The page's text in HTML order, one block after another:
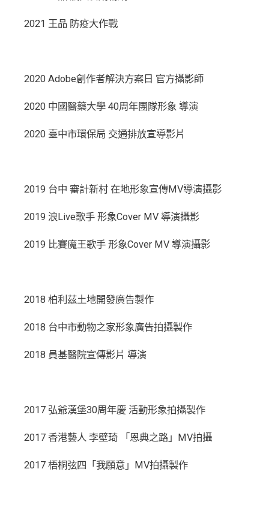
2021 王品 防疫大作戰
2020 Adobe創作者解決方案日 官方攝影師
2020 中國醫藥大學 40周年團隊形象 導演
2020 臺中市環保局 交通排放宣導影片
2019 台中 審計新村 在地形象宣傳MV導演攝影
2019 浪Live歌手 形象Cover MV 導演攝影
2019 比賽魔王歌手 形象Cover MV 導演攝影
2018 柏利茲土地開發廣告製作
2018 台中市動物之家形象廣告拍攝製作
2018 員基醫院宣傳影片 導演
2017 弘爺漢堡30周年慶 活動形象拍攝製作
2017 香港藝人 李壁琦 「恩典之路」MV拍攝
2017 梧桐弦四「我願意」MV拍攝製作